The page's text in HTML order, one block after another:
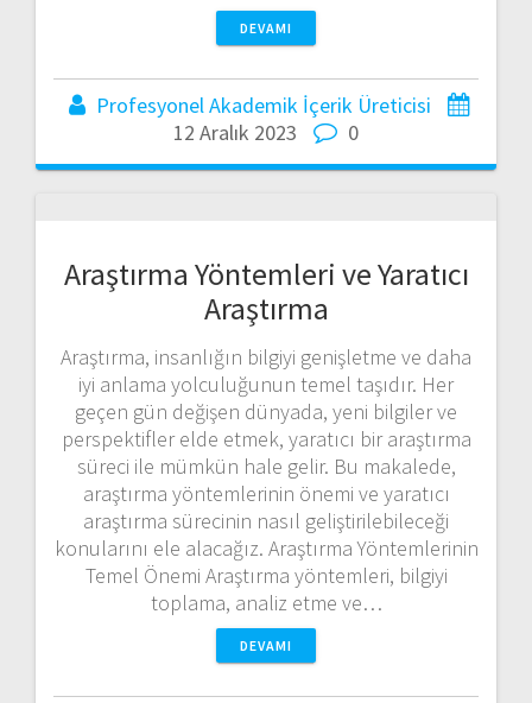
DEVAMI
Profesyonel Akademik İçerik Üreticisi
12 Aralık 2023
0
Araştırma Yöntemleri ve Yaratıcı
Araştırma
Araştırma, insanlığın bilgiyi genişletme ve daha
iyi anlama yolculuğunun temel taşıdır. Her
geçen gün değişen dünyada, yeni bilgiler ve
perspektifler elde etmek, yaratıcı bir araştırma
süreci ile mümkün hale gelir. Bu makalede,
araştırma yöntemlerinin önemi ve yaratıcı
araştırma sürecinin nasıl geliştirilebileceği
konularını ele alacağız. Araştırma Yöntemlerinin
Temel Önemi Araştırma yöntemleri, bilgiyi
toplama, analiz etme ve…
DEVAMI